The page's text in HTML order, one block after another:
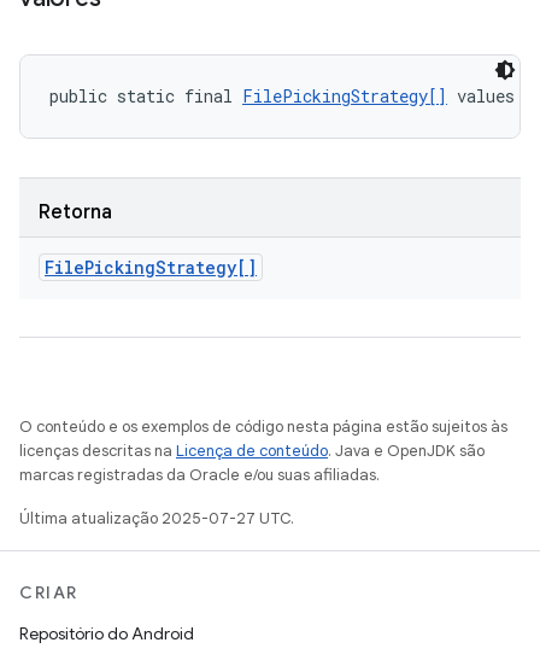
public static final FilePickingStrategy[] values
Retorna
FilePickingStrategy[]
O conteúdo e os exemplos de código nesta página estão sujeitos às
licenças descritas na Licença de conteúdo. Java e OpenJDK são
marcas registradas da Oracle e/ou suas afiliadas.
Última atualização 2025-07-27 UTC.
CRIAR
Repositório do Android